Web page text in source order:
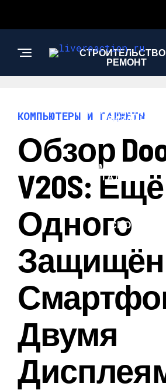
СТРОИТЕЛЬСТВО
РЕМОНТ
АРХИТЕКТУРА И
ДИЗАЙН
КОМПЬЮТЕРЫ И
ГАДЖЕТЫ
СПОРТ
КОМПЬЮТЕРЫ И ГАДЖЕТЫ
Обзор
V20S: Ещё
Одного
Двумя